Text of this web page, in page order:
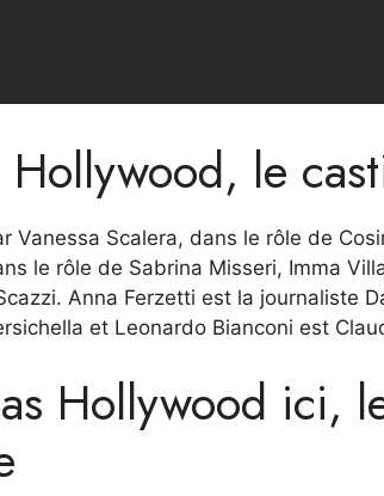
le
Vanessa Scalera, dans le rôle de
le rôle de Sabrina Misseri, Imma
Anna Ferzetti est la journaliste
et Leonardo Bianconi est
Hollywood ici,